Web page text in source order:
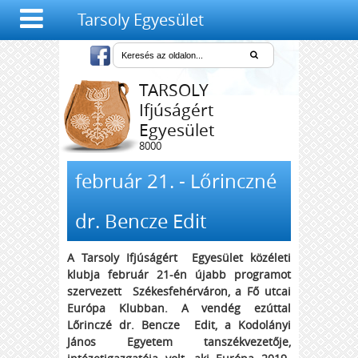
Tarsoly Egyesület
TARSOLY
Ifjúságért
Egyesület
8000
Székesfehérvár,
Salétrom u. 4-6.
február 21. - Lőrinczné
dr. Bencze Edit
A Tarsoly Ifjúságért Egyesület közéleti
klubja február 21-én újabb programot
szervezett Székesfehérváron, a Fő utcai
Európa Klubban. A vendég ezúttal
Lőrinczé dr. Bencze Edit, a Kodolányi
János Egyetem tanszékvezetője,